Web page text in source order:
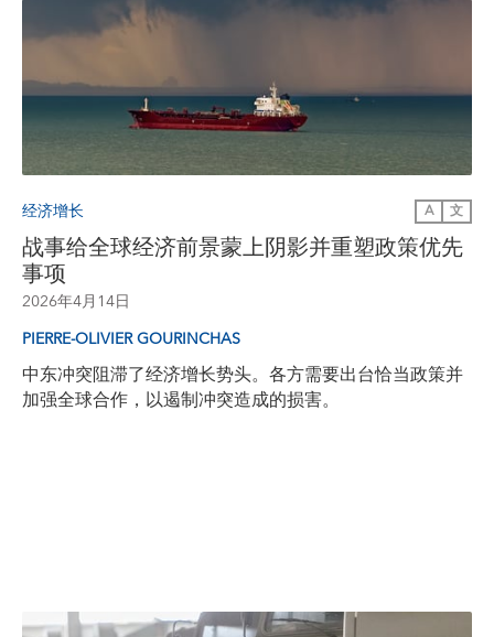
经济增长 A 文
战事给全球经济前景蒙上阴影并重塑政策优先
事项
2026年4月14日
PIERRE-OLIVIER GOURINCHAS
中东冲突阻滞了经济增长势头。各方需要出台恰当政策并
加强全球合作，以遏制冲突造成的损害。